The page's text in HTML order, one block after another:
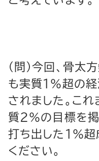
（問）今回、骨
も実質１％超の
されました。こ
質２％の目標を
打ち出した１％
ください。